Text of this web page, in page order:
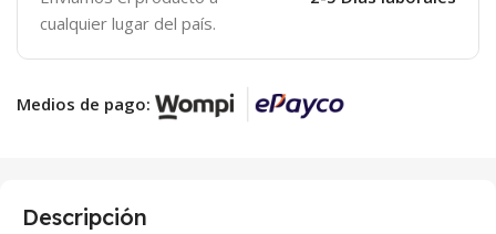
cualquier lugar del país.
Medios de pago:
Descripción